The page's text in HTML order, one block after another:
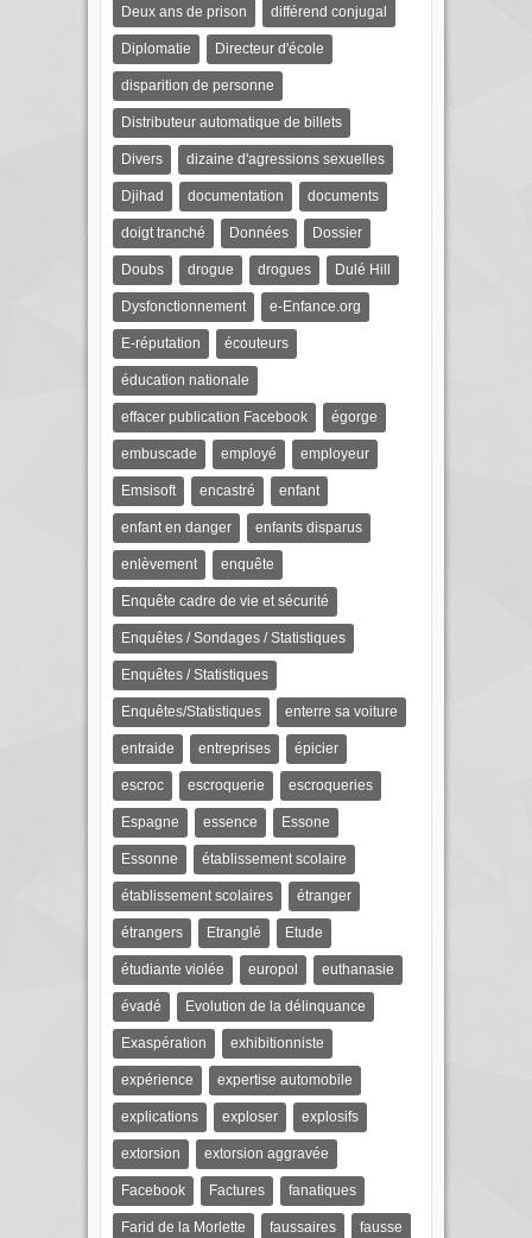
Deux ans de prison différend conjugal
Diplomatie Directeur d'école
disparition de personne
Distributeur automatique de billets
Divers dizaine d'agressions sexuelles
Djihad documentation documents
doigt tranché Données Dossier
Doubs drogue drogues Dulé Hill
Dysfonctionnement e-Enfance.org
E-réputation écouteurs
éducation nationale
effacer publication Facebook égorge
embuscade employé employeur
Emsisoft encastré enfant
enfant en danger enfants disparus
enlèvement enquête
Enquête cadre de vie et sécurité
Enquêtes / Sondages / Statistiques
Enquêtes / Statistiques
Enquêtes/Statistiques enterre sa voiture
entraide entreprises épicier
escroc escroquerie escroqueries
Espagne essence Essone
Essonne établissement scolaire
établissement scolaires étranger
étrangers Etranglé Etude
étudiante violée europol euthanasie
évadé Evolution de la délinquance
Exaspération exhibitionniste
expérience expertise automobile
explications exploser explosifs
extorsion extorsion aggravée
Facebook Factures fanatiques
Farid de la Morlette faussaires fausse